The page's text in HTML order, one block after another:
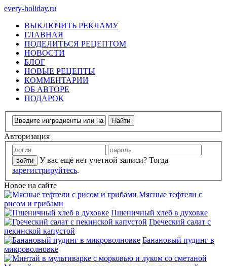
every-holiday.ru
ВЫКЛЮЧИТЬ РЕКЛАМУ
ГЛАВНАЯ
ПОДЕЛИТЬСЯ РЕЦЕПТОМ
НОВОСТИ
БЛОГ
НОВЫЕ РЕЦЕПТЫ
КОММЕНТАРИИ
ОБ АВТОРЕ
ПОДАРОК
Авторизация
У вас ещё нет учетной записи? Тогда
зарегистрируйтесь.
Новое на сайте
Мясные тефтели с
рисом и грибами
Пшеничный хлеб в духовке
Греческий салат с
пекинской капустой
Банановый пудинг в
микроволновке